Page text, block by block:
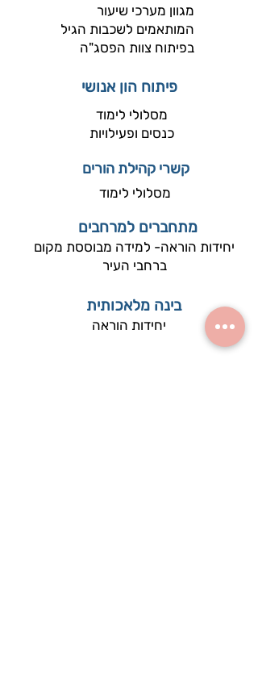
מגוון מערכי שיעור
המותאמים לשכבות הגיל
בפיתוח צוות הפסג"ה
פיתוח הון אנושי
מסלולי לימוד
כנסים ופעילויות
קשרי קהילת הורים
מסלולי לימוד
מתחברים למרחבים
יחידות הוראה- למידה מבוססת מקום
ברחבי העיר
בינה מלאכותית
יחידות הוראה